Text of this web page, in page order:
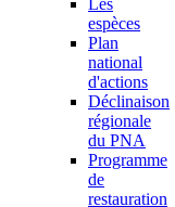
Les
espèces
Plan
national
d'actions
Déclinaison
régionale
du PNA
Programme
de
restauration